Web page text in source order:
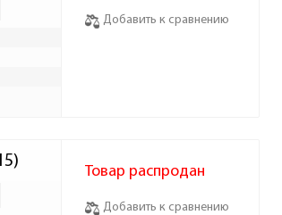
Добавить к сравнению
Товар распродан
Добавить к сравнению